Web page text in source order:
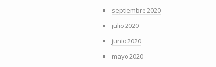
septiembre 2020
julio 2020
junio 2020
mayo 2020